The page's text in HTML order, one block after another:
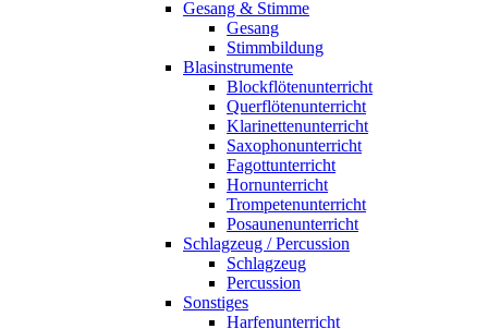
Gesang & Stimme
Gesang
Stimmbildung
Blasinstrumente
Blockflötenunterricht
Querflötenunterricht
Klarinettenunterricht
Saxophonunterricht
Fagottunterricht
Hornunterricht
Trompetenunterricht
Posaunenunterricht
Schlagzeug / Percussion
Schlagzeug
Percussion
Sonstiges
Harfenunterricht